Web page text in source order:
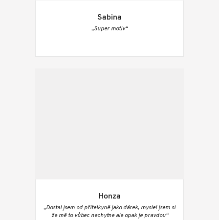
Sabina
„Super motiv“
Honza
„Dostal jsem od přítelkyně jako dárek, myslel jsem si
že mě to vůbec nechytne ale opak je pravdou“